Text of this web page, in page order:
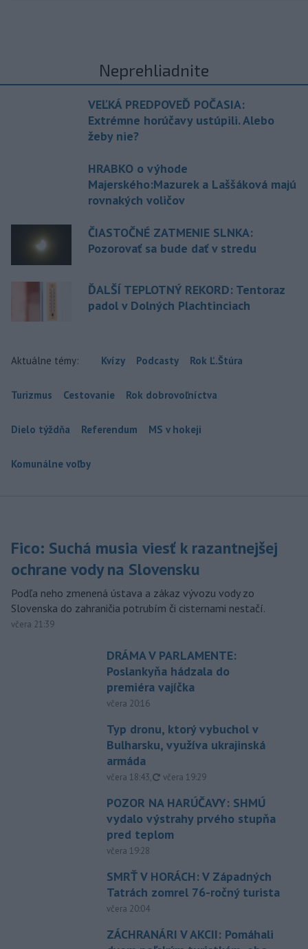
Neprehliadnite
VEĽKÁ PREDPOVEĎ POČASIA:
Extrémne horúčavy ustúpili. Alebo
žeby nie?
HRABKO o výhode
Majerského:Mazurek a Laššáková majú
rovnakých voličov
ČIASTOČNÉ ZATMENIE SLNKA:
Pozorovať sa bude dať v stredu
ĎALŠÍ TEPLOTNÝ REKORD: Tentoraz
padol v Dolných Plachtinciach
Aktuálne témy: Kvízy Podcasty Rok Ľ.Štúra
Turizmus Cestovanie Rok dobrovoľníctva
Dielo týždňa Referendum MS v hokeji
Komunálne voľby
Fico: Suchá musia viesť k razantnejšej
ochrane vody na Slovensku
Podľa neho zmenená ústava a zákaz vývozu vody zo
Slovenska do zahraničia potrubím či cisternami nestačí.
včera 21:39
DRÁMA V PARLAMENTE:
Poslankyňa hádzala do
premiéra vajíčka
včera 20:16
Typ dronu, ktorý vybuchol v
Bulharsku, využíva ukrajinská
armáda
včera 18:43, aktualizované
včera 19:29
POZOR NA HARÚČAVY: SHMÚ
vydalo výstrahy prvého stupňa
pred teplom
včera 19:28
SMRŤ V HORÁCH: V Západných
Tatrách zomrel 76-ročný turista
včera 20:04
ZÁCHRANÁRI V AKCII: Pomáhali